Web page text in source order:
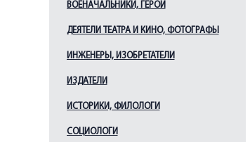
ВОЕНАЧАЛЬНИКИ, ГЕРОИ
ДЕЯТЕЛИ ТЕАТРА И КИНО, ФОТОГРАФЫ
ИНЖЕНЕРЫ, ИЗОБРЕТАТЕЛИ
ИЗДАТЕЛИ
ИСТОРИКИ, ФИЛОЛОГИ
СОЦИОЛОГИ